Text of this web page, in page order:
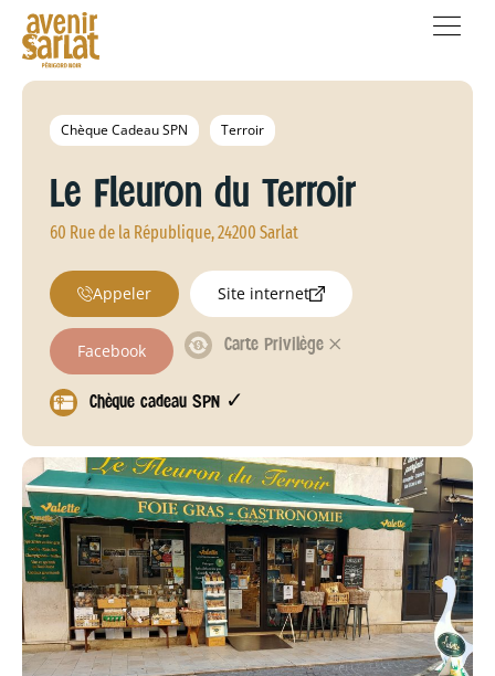
Chèque Cadeau SPN Terroir
Le Fleuron du Terroir
60 Rue de la République, 24200 Sarlat
Appeler Site internet
Facebook Carte Privilège 𐄂
Chèque cadeau SPN ✓